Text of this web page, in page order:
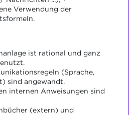
Verwendung der
ist rational und ganz
(Sprache,
sind angewandt.
internen Anweisungen sind
(extern) und